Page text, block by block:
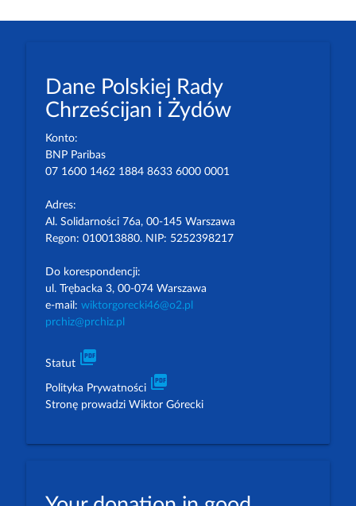
Dane Polskiej Rady
Chrześcijan i Żydów
Konto:
BNP Paribas
07 1600 1462 1884 8633 6000 0001
Adres:
Al. Solidarności 76a, 00-145 Warszawa
Regon: 010013880. NIP: 5252398217
Do korespondencji:
ul. Trębacka 3, 00-074 Warszawa
e-mail: wiktorgorecki46@o2.pl
prchiz@prchiz.pl
Statut picture_as_pdf
Polityka Prywatności picture_as_pdf
Stronę prowadzi Wiktor Górecki